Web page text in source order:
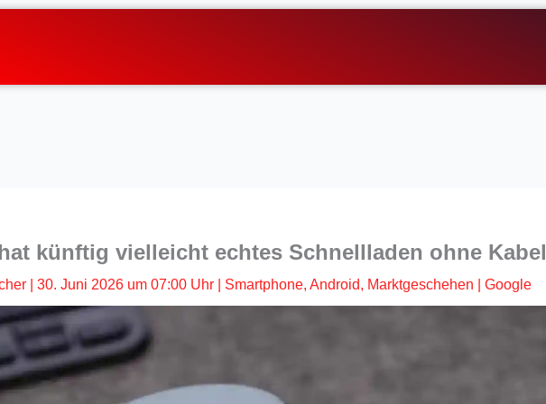
künftig vielleicht echtes Schnellladen ohne Kabel
30. Juni 2026 um 07:00 Uhr| Smartphone, Android, Marktgeschehen Google